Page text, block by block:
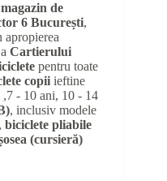
magazin de
6 București,
apropierea
Cartierului
pentru toate
copii ieftine
,7 - 10 ani, 10 - 14
, inclusiv modele
, biciclete pliabile
(cursieră)